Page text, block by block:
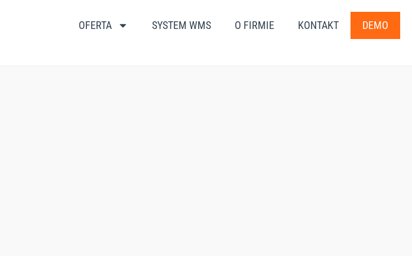
OFERTA SYSTEM WMS O FIRMIE KONTAKT DEMO